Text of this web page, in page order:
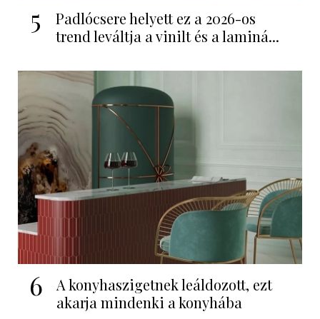
5
Padlócsere helyett ez a 2026-os
trend leváltja a vinilt és a laminá...
6
A konyhaszigetnek leáldozott, ezt
akarja mindenki a konyhába